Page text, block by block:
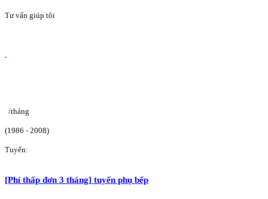
Tư vấn giúp tôi
/tháng
(1986 - 2008)
Tuyển:
[Phí thấp đơn 3 tháng] tuyển phụ bếp